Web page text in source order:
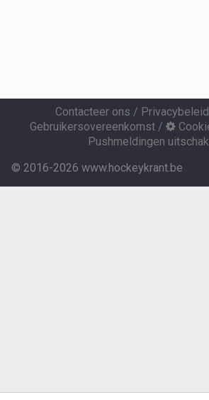
Contacteer ons / Privacybeleid
Gebruikersovereenkomst/
Pushmeldingen
© 2016-2026 www.hockeykrant.be